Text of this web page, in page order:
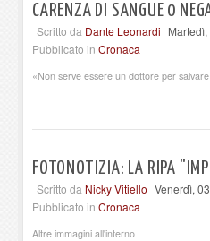
CARENZA DI SANGUE 0
Scritto da Dante Leonardi
Pubblicato in Cronaca
«Non serve essere un dottore per
FOTONOTIZIA: LA RIPA
Scritto da Nicky Vitiello Venerdì,
Pubblicato in Cronaca
Altre immagini all'interno